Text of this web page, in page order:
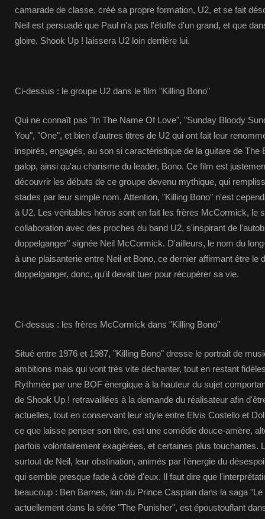
camarade de classe, créé sa propre formation, U2, et se fait
Neil est persuadé que Paul n'a pas l'étoffe d'un grand, et que
gloire, Shook Up ! laissera U2 loin derrière lui.
Ci-dessus : le groupe U2 dans le film "Killing Bono"
Qui ne connaît pas "In The Name Of Love", "Sunday Bloody
You", "One", et bien d'autres titres de U2 qui ont fait leur
inspirés, engagés, au son si caractéristique de la guitare de The
galop, ainsi qu'au charisme du leader, Bono. Ce film est
découvrir les débuts de ce groupe devenu mythique, qui
stades par leur simple nom. Attention, "Killing Bono" n'est
à U2. Les véritables héros sont en fait les frères McCormick, le
collaboration avec des proches du band U2, s'inspirant de
doppelganger" signée Neil McCormick. D'ailleurs, le nom du
à une plaisanterie entre Neil et Bono, ce dernier affirmant être le
doppelganger, donc, qu'il devait tuer pour récupérer sa vie.
Ci-dessus : les frères McCormick dans "Killing Bono"
Situé entre 1976 et 1987, "Killing Bono" dresse le portrait de
ambitions mais qui vont très vite déchanter, tout en restant
Rythmée par une BOF énergique à la hauteur du sujet
de Shook Up ! retravaillées à la demande du réalisateur afin
actuelles, tout en conservant leur style entre Elvis Costello et
ce que laisse penser son titre, est une comédie douce-amère,
parfois volontairement exagérées, et certaines plus touchantes.
surtout de Neil, leur obstination, animés par l'énergie du
qui semble presque fade à côté d'eux. Il faut dire que
beaucoup : Ben Barnes, loin du Prince Caspian dans la saga
actuellement dans la série "The Punisher", est époustouflant